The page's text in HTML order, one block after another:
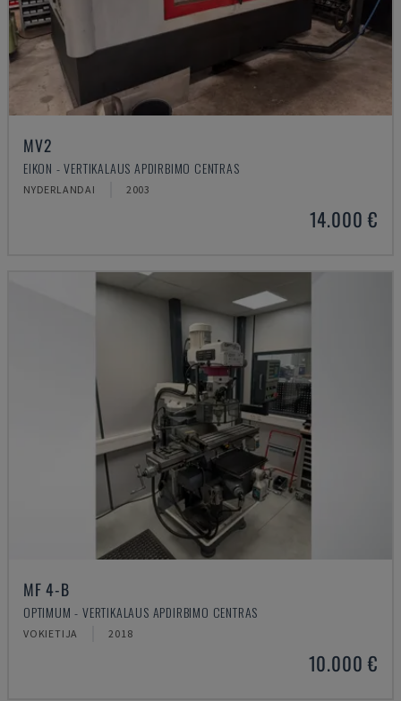
MV2
EIKON - VERTIKALAUS APDIRBIMO CENTRAS
NYDERLANDAI 2003
14.000 €
MF 4-B
OPTIMUM - VERTIKALAUS APDIRBIMO CENTRAS
VOKIETIJA 2018
10.000 €